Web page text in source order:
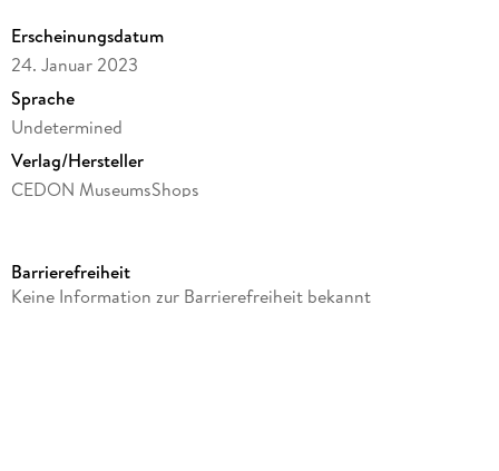
Erscheinungsdatum
24. Januar 2023
Sprache
Undetermined
Verlag/Hersteller
CEDON MuseumsShops
Gewicht
Barrierefreiheit
Keine Information zur Barrierefreiheit bekannt